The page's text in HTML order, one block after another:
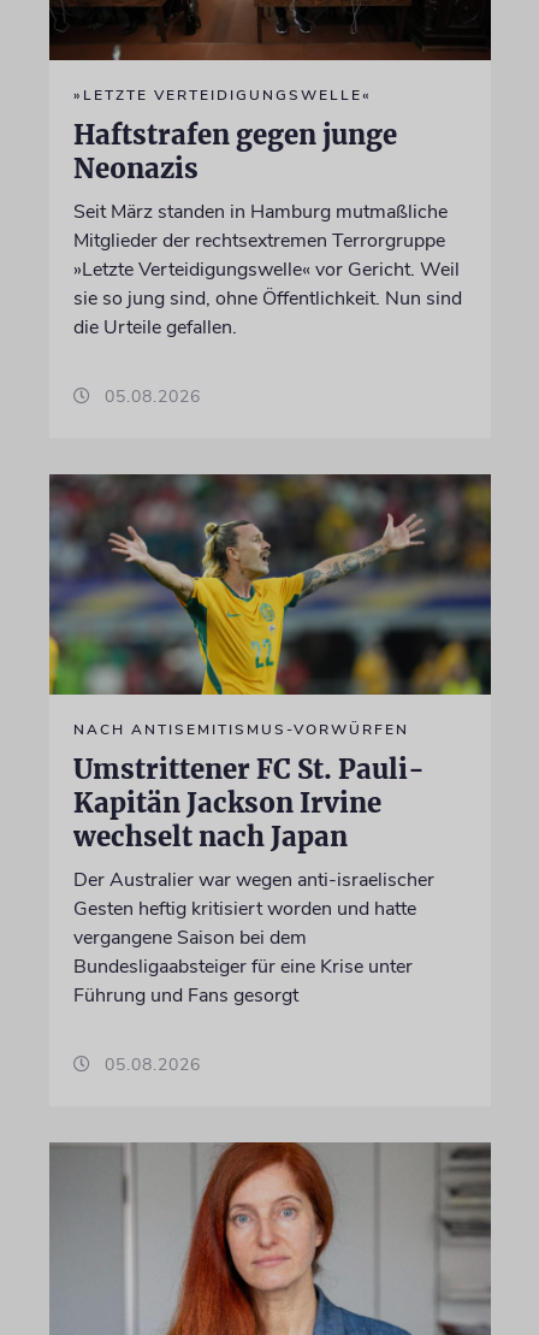
»LETZTE VERTEIDIGUNGSWELLE«
Haftstrafen gegen junge
Neonazis
Seit März standen in Hamburg mutmaßliche
Mitglieder der rechtsextremen Terrorgruppe
»Letzte Verteidigungswelle« vor Gericht. Weil
sie so jung sind, ohne Öffentlichkeit. Nun sind
die Urteile gefallen.
05.08.2026
NACH ANTISEMITISMUS-VORWÜRFEN
Umstrittener FC St. Pauli-
Kapitän Jackson Irvine
wechselt nach Japan
Der Australier war wegen anti-israelischer
Gesten heftig kritisiert worden und hatte
vergangene Saison bei dem
Bundesligaabsteiger für eine Krise unter
Führung und Fans gesorgt
05.08.2026